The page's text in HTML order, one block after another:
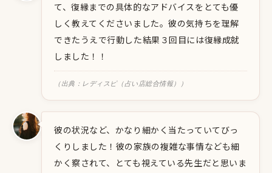
て、復縁までの具体的なアドバイスをとても優
しく教えてくださいました。彼の気持ちを理解
できたうえで行動した結果３回目には復縁成就
しました！！
（出典：レディスピ（占い店総合情報））
彼の状況など、かなり細かく当たっていてびっ
くりしました！彼の家族の複雑な事情なども細
かく察されて、とても視えている先生だと思いま